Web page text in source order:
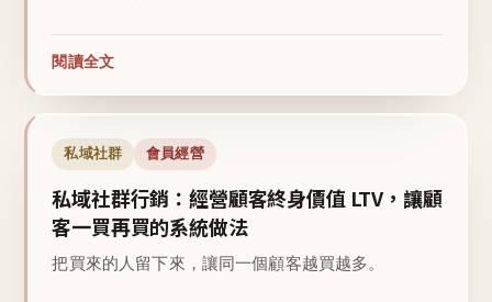
閱讀全文
私域社群 會員經營
私域社群行銷：經營顧客終身價值 LTV，讓顧
客一買再買的系統做法
把買來的人留下來，讓同一個顧客越買越多。